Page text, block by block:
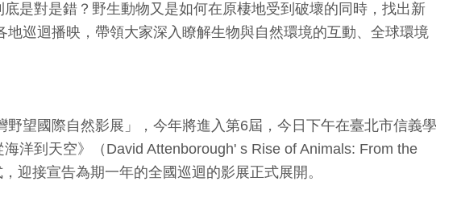
是對是錯？野生動物又是如何在原棲地受到破壞的同時，找出新
巡迴播映，帶領大家深入瞭解生物與自然環境的互動、全球環境
望國際自然影展」，今年將進入第6屆，今日下午在臺北市信義學
洋到天空》（David Attenborough' s Rise of Animals: From the
迎接宣告為期一年的全國巡迴的影展正式展開。